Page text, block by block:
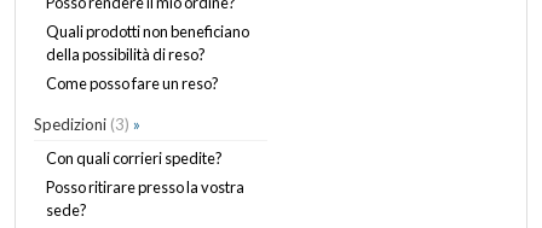
Quali prodotti non beneficiano
della possibilità di reso?
Come posso fare un reso?
Spedizioni (3) »
Con quali corrieri spedite?
Posso ritirare presso la vostra
sede?